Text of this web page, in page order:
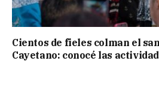
Cientos de fieles colman el
Cayetano: conocé las